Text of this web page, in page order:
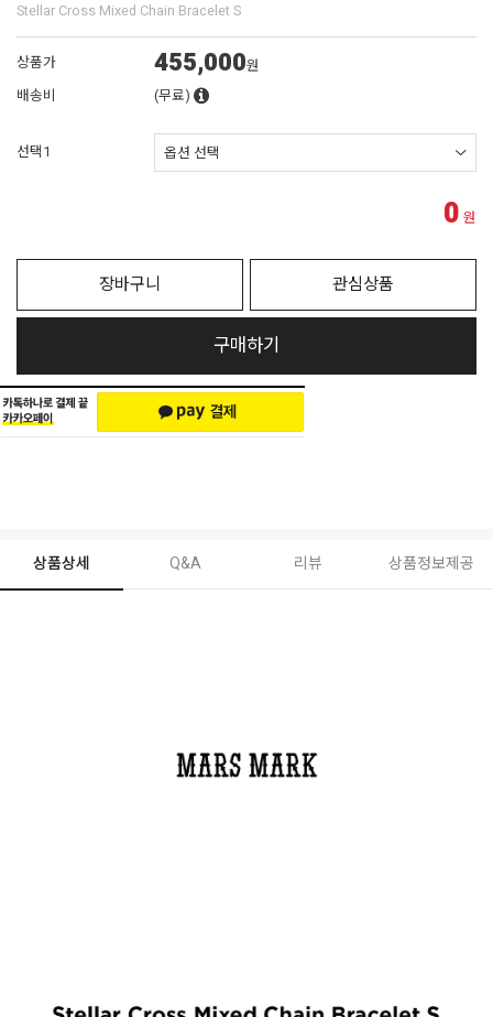
Stellar Cross Mixed Chain Bracelet S
상품가 455,000원
배송비
(무료)
선택1
0 원
장바구니 관심상품
구매하기
상품상세 Q&A 리뷰 상품정보제공